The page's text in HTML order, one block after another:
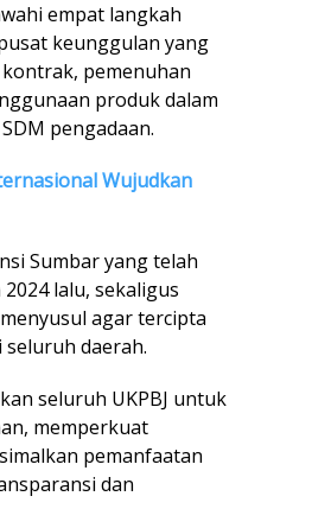
empat langkah
keunggulan yang
pemenuhan
produk dalam
pengadaan.
Wujudkan
Sumbar yang telah
lalu, sekaligus
agar tercipta
daerah.
seluruh UKPBJ untuk
memperkuat
pemanfaatan
dan